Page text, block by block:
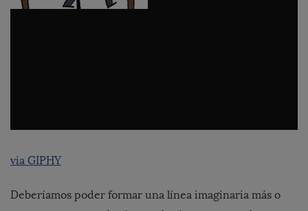
via GIPHY
Deberíamos poder formar una línea imaginaria más o